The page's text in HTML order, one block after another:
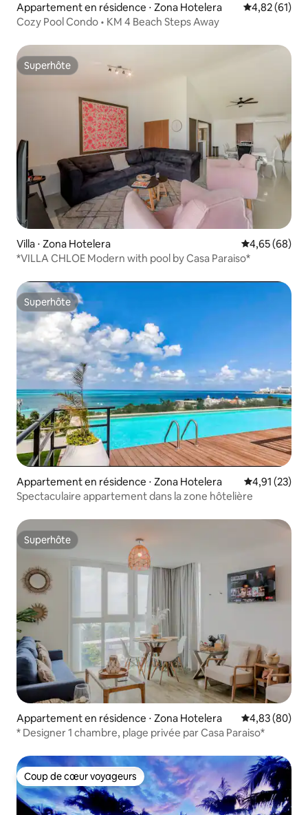
Appartement en résidence ⋅ Zona Hotelera Évaluation
4,82 (61)
Cozy Pool Condo • KM 4 Beach Steps Away
Superhôte
Superhôte
Villa ⋅ Zona Hotelera Évaluation
4,65 (68)
*VILLA CHLOE Modern with pool by Casa Paraiso*
Superhôte
Superhôte
Appartement en résidence ⋅ Zona Hotelera Évaluation
4,91 (23)
Spectaculaire appartement dans la zone hôtelière
Superhôte
Superhôte
Appartement en résidence ⋅ Zona Hotelera Évaluation
4,83 (80)
* Designer 1 chambre, plage privée par Casa Paraiso*
Coup de cœur voyageurs
Coup de cœur voyageurs